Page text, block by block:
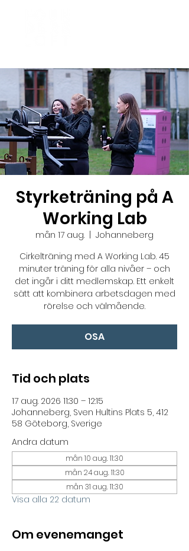
Styrketräning på A
Working Lab
mån 17 aug.
Johanneberg
Cirkelträning med A Working Lab. 45
minuter träning för alla nivåer – och
det ingår i ditt medlemskap. Ett enkelt
sätt att kombinera arbetsdagen med
rörelse och välmående.
OSA
Tid och plats
17 aug. 2026 11:30 – 12:15
Johanneberg, Sven Hultins Plats 5, 412
58 Göteborg, Sverige
Andra datum
mån 10 aug. 11:30
mån 24 aug. 11:30
mån 31 aug. 11:30
Visa alla 22 datum
Om evenemanget